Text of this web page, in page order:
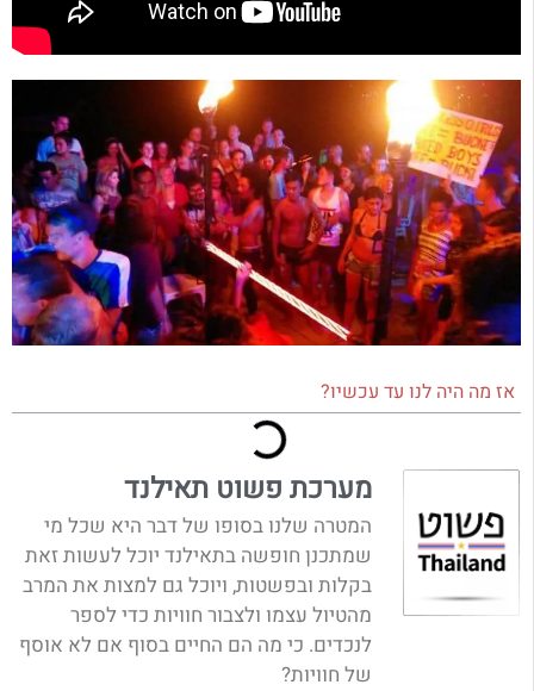
אז מה היה לנו עד עכשיו?
מערכת פשוט תאילנד
המטרה שלנו בסופו של דבר היא שכל מי
שמתכנן חופשה בתאילנד יוכל לעשות זאת
בקלות ובפשטות, ויוכל גם למצות את המרב
מהטיול עצמו ולצבור חוויות כדי לספר
לנכדים. כי מה הם החיים בסוף אם לא אוסף
של חוויות?